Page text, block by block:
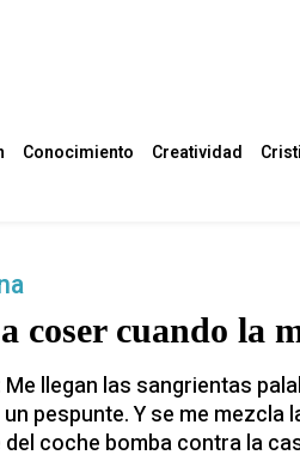
Conocimiento Creatividad
coser cuando la
Me llegan las sangrientas
pespunte. Y se me mezcla
del coche bomba contra la